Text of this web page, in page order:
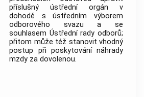
příslušný ústřední orgán v
dohodě s ústředním výborem
odborového svazu a se
souhlasem Ústřední rady odborů;
přitom může též stanovit vhodný
postup při poskytování náhrady
mzdy za dovolenou.